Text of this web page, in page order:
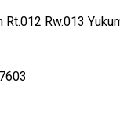
Rw.013